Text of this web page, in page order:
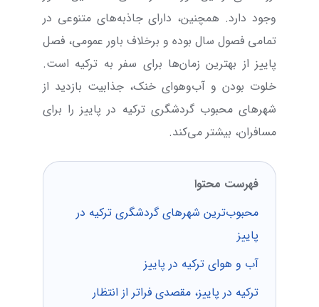
وجود دارد. همچنین، دارای جاذبه‌های متنوعی در
تمامی فصول سال بوده و برخلاف باور عمومی، فصل
پاییز از بهترین زمان‌ها برای سفر به ترکیه است.
خلوت بودن و آب‌و‌هوای خنک، جذابیت بازدید از
شهرهای محبوب گردشگری ترکیه در پاییز را برای
مسافران، بیشتر می‌کند.
فهرست محتوا
محبوب‌ترین شهرهای گردشگری ترکیه در
پاییز
آب و هوای ترکیه در پاییز
ترکیه در پاییز، مقصدی فراتر از انتظار